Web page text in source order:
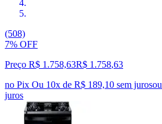
(508)
7% OFF
Preço R$ 1.758,63R$ 1.758,63
no Pix Ou 10x de R$ 189,10 sem jurosou
juros